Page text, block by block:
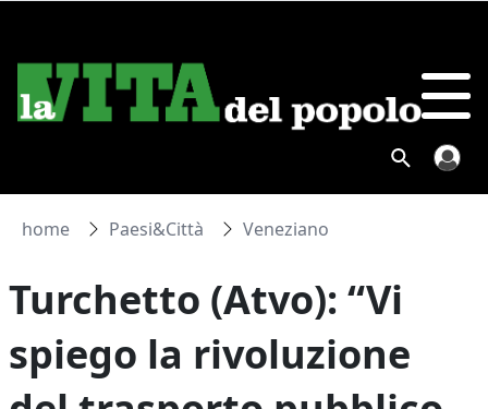
home Paesi&Città Veneziano
Turchetto (Atvo): “Vi
spiego la rivoluzione